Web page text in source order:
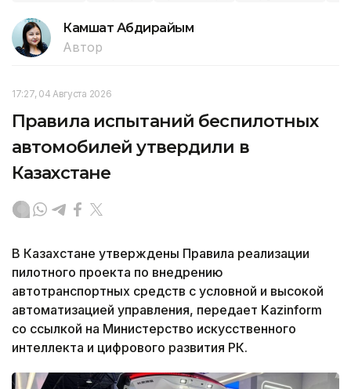
Камшат Абдирайым
Автор
17:27, 04 Августа 2026
Правила испытаний беспилотных
автомобилей утвердили в
Казахстане
В Казахстане утверждены Правила реализации
пилотного проекта по внедрению
автотранспортных средств с условной и высокой
автоматизацией управления, передает Kazinform
со ссылкой на Министерство искусственного
интеллекта и цифрового развития РК.